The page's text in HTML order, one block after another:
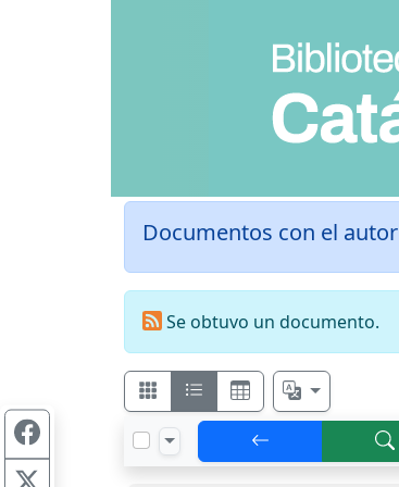
Documentos con el autor
Se obtuvo un documento.